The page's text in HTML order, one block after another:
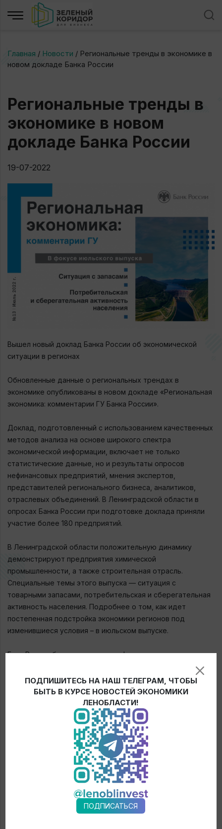
Главная / Новости / Региональные тренды в экономике в
новом докладе Банка России
Региональные тренды в
экономике в новом
докладе Банка России
19-07-2022
Вышел новый доклад Банка России об экономической
ситуации в регионах
Обновленные данные о региональных трендах в
экономике опубликованы в новом докладе «Региональная
экономика: комментарии ГУ Банка России».
Доклад, подготовленный с использованием качественных
методов анализа на основе широкого спектра
экономической информации, включает не только
статистические данные, но и результаты опросов
нефинансовых предприятий, мнения экспертов,
представителей регионального бизнеса, аналитиков,
отраслевых объединений. В Ленинградской области в
опросах Банка России при подготовке доклада приняли
участие более 180 предприятий.
В Ленинградской области положительную динамику
демонстрируют предприятия химической
промышленности, а также строительная отрасль.
Специальные темы этого выпуска — ситуация с
товарными запасами, потребительская и сберегательная
активность населения. Подробнее о том, как идет
постепенная подстройка экономики регионов под
изменившиеся условия – в июльском выпуске.
Банк России будет учитывать информацию из доклада при
принятии решения по ключевой ставке на ближайшем
заседании Совета директоров 22 июля 2022 года.
ПОДПИШИТЕСЬ НА НАШ ТЕЛЕГРАМ, ЧТОБЫ
БЫТЬ В КУРСЕ НОВОСТЕЙ ЭКОНОМИКИ
ЛЕНОБЛАСТИ!
ПОДПИСАТЬСЯ